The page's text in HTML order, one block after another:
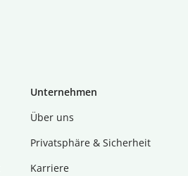
Unternehmen
Über uns
Privatsphäre & Sicherheit
Karriere